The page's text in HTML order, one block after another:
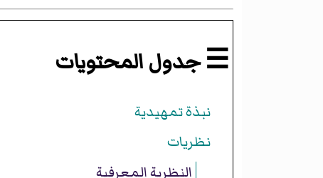
☰ جدول المحتويات
نبذة تمهيدية
نظريات
النظرية المعرفية